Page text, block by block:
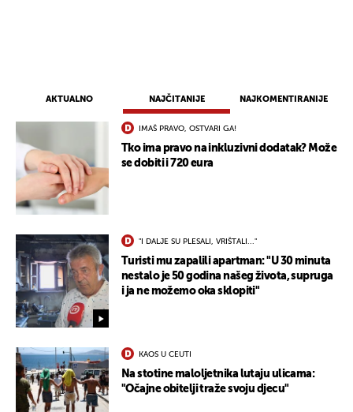
AKTUALNO NAJČITANIJE NAJKOMENTIRANIJE
IMAŠ PRAVO, OSTVARI GA!
Tko ima pravo na inkluzivni dodatak? Može
se dobiti i 720 eura
"I DALJE SU PLESALI, VRIŠTALI..."
Turisti mu zapalili apartman: "U 30 minuta
nestalo je 50 godina našeg života, supruga
i ja ne možemo oka sklopiti"
KAOS U CEUTI
Na stotine maloljetnika lutaju ulicama:
"Očajne obitelji traže svoju djecu"